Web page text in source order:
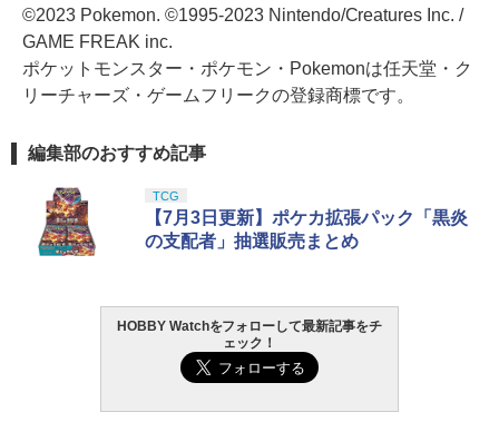
©2023 Pokemon. ©1995-2023 Nintendo/Creatures Inc. /
GAME FREAK inc.
ポケットモンスター・ポケモン・Pokemonは任天堂・ク
リーチャーズ・ゲームフリークの登録商標です。
編集部のおすすめ記事
TCG
【7月3日更新】ポケカ拡張パック「黒炎
の支配者」抽選販売まとめ
HOBBY Watchをフォローして最新記事をチ
ェック！